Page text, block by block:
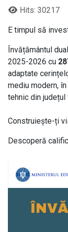
Hits: 30217
E timpul să
Învățământul
2025-2026 cu
adaptate
mediu modern,
tehnic din județul
Construiește-ți
Descoperă